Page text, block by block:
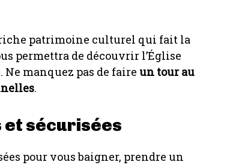
riche patrimoine culturel qui fait la
permettra de découvrir l’Église
Ne manquez pas de faire un tour au
.
et sécurisées
pour vous baigner, prendre un